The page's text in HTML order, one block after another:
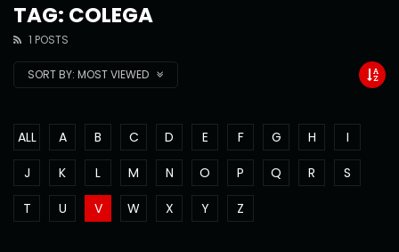
TAG: COLEGA
1 POSTS
SORT BY: MOST VIEWED
ALL A B C D E F G H
I
J
K L M N O P Q R
S
T
U V W X Y Z